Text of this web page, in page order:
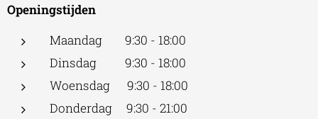
Openingstijden
Maandag 9:30 - 18:00
Dinsdag 9:30 - 18:00
Woensdag 9:30 - 18:00
Donderdag 9:30 - 21:00